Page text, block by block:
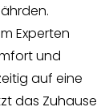
Experten
und
auf eine
das Zuhause